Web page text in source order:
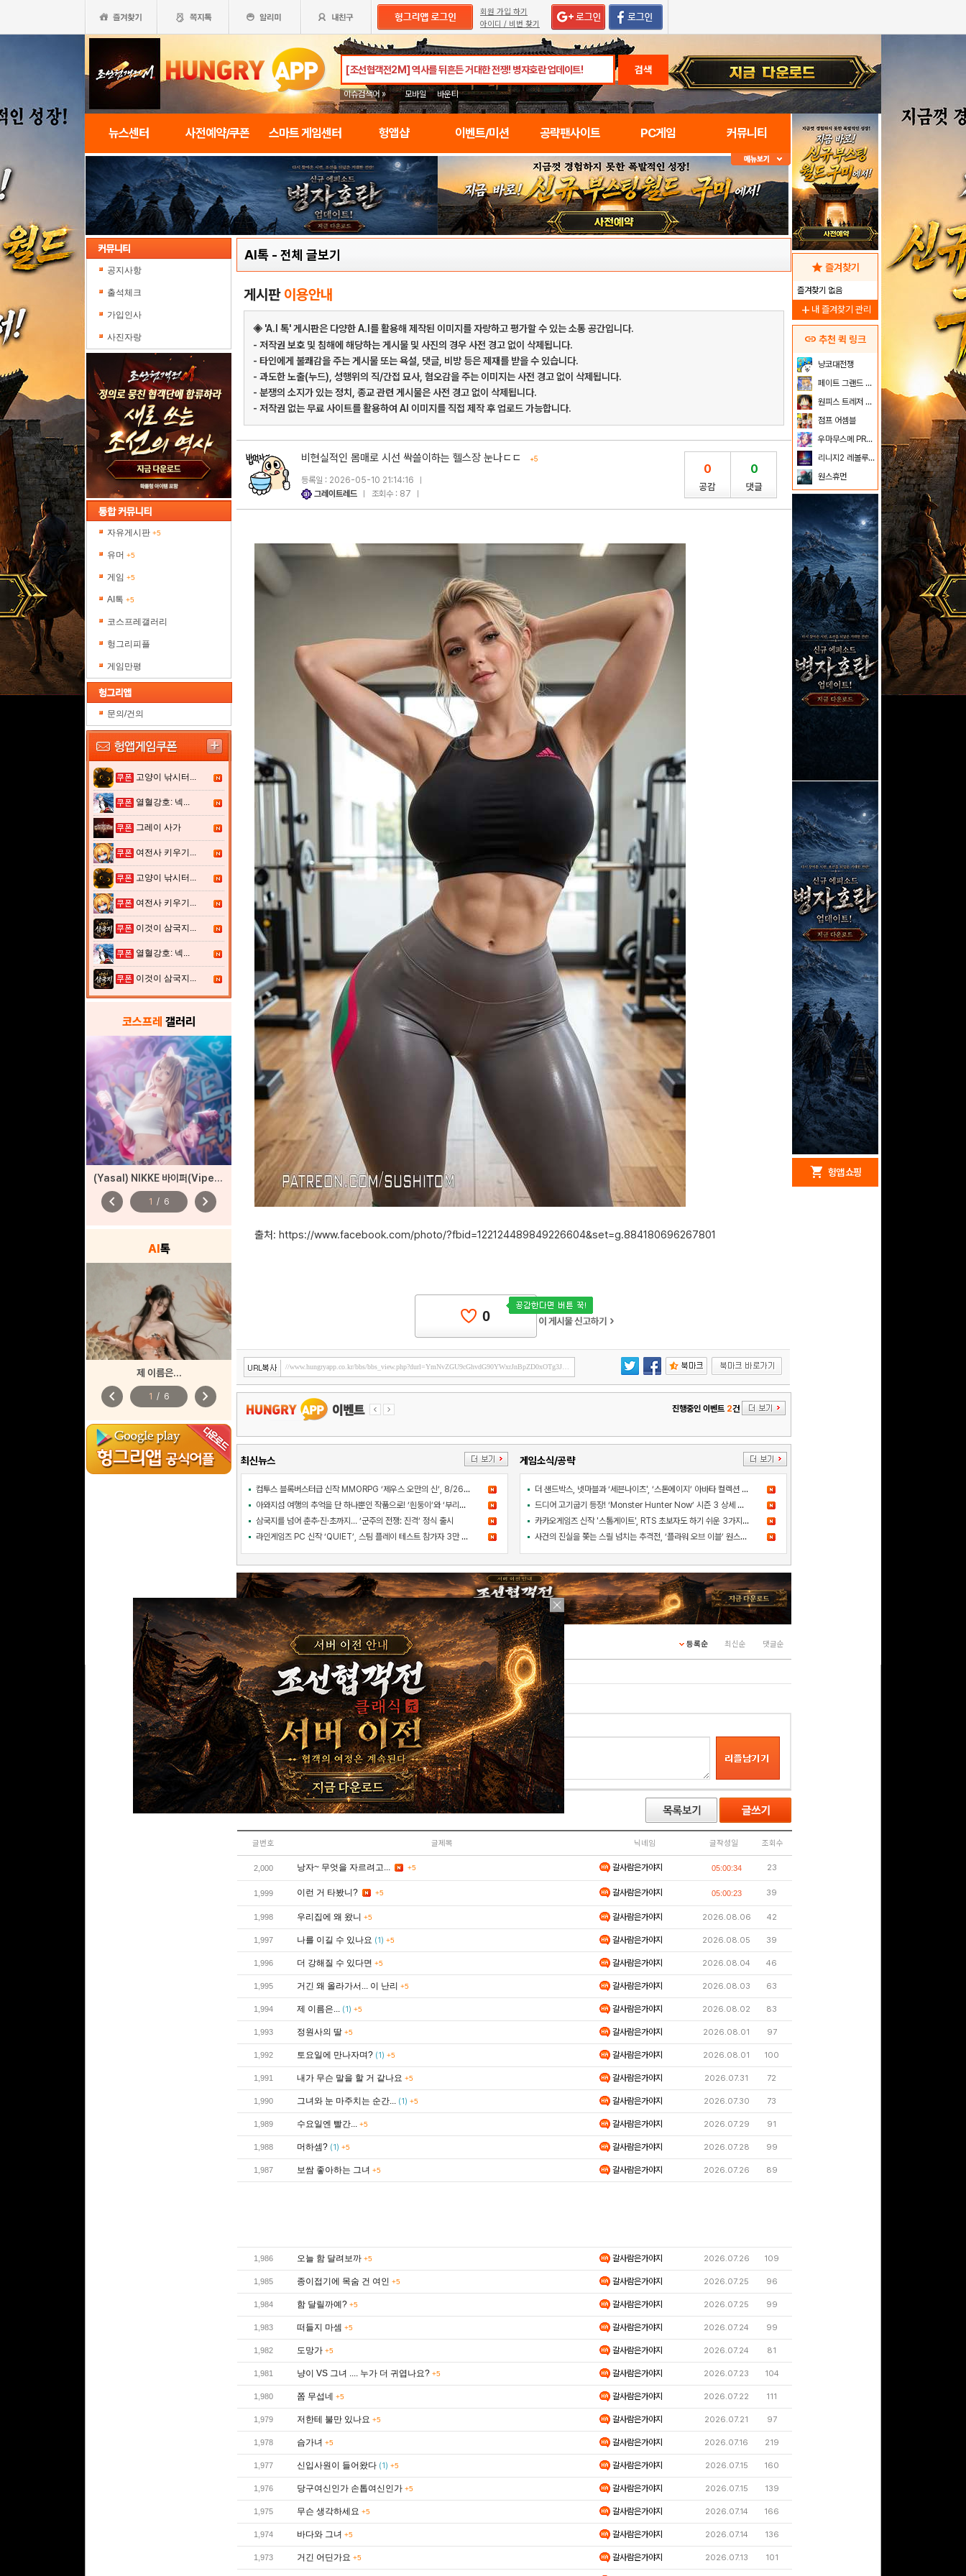
회원 가입 하기
아이디 / 비번 찾기
검색
이슈검색어 » 모바일 바운티
뉴스센터 사전예약/쿠폰 스마트 게임센터 헝앱샵 이벤트/미션 공략팬사이트 PC게임 커뮤니티
공지사항
출석체크
가입인사
사진자랑
자유게시판 +5
유머 +5
게임 +5
AI톡 +5
코스프레갤러리
헝그리피플
게임만평
문의/건의
고양이 낚시터...
열혈강호: 넥...
그레이 사가
여전사 키우기...
고양이 낚시터...
여전사 키우기...
이것이 삼국지...
열혈강호: 넥...
이것이 삼국지...
코스프레 갤러리
(Yasal) NIKKE 바이퍼(Viper) – 펑키 스트리트
chevron_left 1 / 6 chevron_right
AI톡
제 이름은...
chevron_left 1 / 6 chevron_right
AI톡 - 전체 글보기
게시판이용안내
◈ 'A.I 톡' 게시판은 다양한 A.I를 활용해 제작된 이미지를 자랑하고 평가할 수 있는 소통 공간입니다.
- 저작권 보호 및 침해에 해당하는 게시물 및 사진의 경우 사전 경고 없이 삭제됩니다.
- 타인에게 불쾌감을 주는 게시물 또는 욕설, 댓글, 비방 등은 제재를 받을 수 있습니다.
- 과도한 노출(누드), 성행위의 직/간접 묘사, 혐오감을 주는 이미지는 사전 경고 없이 삭제됩니다.
- 분쟁의 소지가 있는 정치, 종교 관련 게시물은 사전 경고 없이 삭제됩니다.
- 저작권 없는 무료 사이트를 활용하여 AI 이미지를 직접 제작 후 업로드 가능합니다.
비현실적인 몸매로 시선 싹쓸이하는 헬스장 눈나ㄷㄷ +5
0 0
등록일 : 2026-05-10 21:14:16
그레이트레드
조회수 : 87
출처: https://www.facebook.com/photo/?fbid=122124489849226604&set=g.884180696267801
0
진행중인 이벤트 2건
최신뉴스
컴투스 블록버스터급 신작 MMORPG ‘제우스 오만의 신’, 8/26 출시
아와지섬 여행의 추억을 단 하나뿐인 작품으로! ‘흰둥이’와 ‘부리부리대마왕’의 오리지널 도기 색칠 체험 등장
삼국지를 넘어 춘추·진·초까지… ‘군주의 전쟁: 진격’ 정식 출시
라인게임즈 PC 신작 ‘QUIET’, 스팀 플레이 테스트 참가자 3만 명 돌파
게임소식/공략
더 샌드박스, 넷마블과 ‘세븐나이츠', ‘스톤에이지’ 아바타 컬렉션 출시
드디어 고기굽기 등장! ‘Monster Hunter Now’ 시즌 3 상세 정보 공개
카카오게임즈 신작 '스톰게이트', RTS 초보자도 하기 쉬운 3가지 이유
사건의 진실을 쫓는 스릴 넘치는 추격전, ‘플라워 오브 이블’ 원스토어 정식 출시!
댓글 0 댓글 쓰기 등록순 최신순 댓글순
리플 0건 l 1/0 페이지
리플쓰기 이모티콘 주사위 이미지첨부
글번호 글제목 닉네임 글작성일 조회수
2,000 낭자~ 무엇을 자르려고... +5 갈사람은가야지 05:00:34 23
1,999 이런 거 타봤니? +5 갈사람은가야지 05:00:23 39
1,998 우리집에 왜 왔니 +5 갈사람은가야지 2026.08.06 42
1,997 나를 이길 수 있나요 (1) +5 갈사람은가야지 2026.08.05 39
1,996 더 강해질 수 있다면 +5 갈사람은가야지 2026.08.04 46
1,995 거긴 왜 올라가서... 이 난리 +5 갈사람은가야지 2026.08.03 63
1,994 제 이름은... (1) +5 갈사람은가야지 2026.08.02 83
1,993 정원사의 딸 +5 갈사람은가야지 2026.08.01 97
1,992 토요일에 만나자며? (1) +5 갈사람은가야지 2026.08.01 100
1,991 내가 무슨 말을 할 거 같나요 +5 갈사람은가야지 2026.07.31 72
1,990 그녀와 눈 마주치는 순간... (1) +5 갈사람은가야지 2026.07.30 73
1,989 수요일엔 빨간... +5 갈사람은가야지 2026.07.29 91
1,988 머하셈? (1) +5 갈사람은가야지 2026.07.28 99
1,987 보쌈 좋아하는 그녀 +5 갈사람은가야지 2026.07.26 89
1,986 오늘 함 달려보까 +5 갈사람은가야지 2026.07.26 109
1,985 종이접기에 목숨 건 여인 +5 갈사람은가야지 2026.07.25 96
1,984 함 달릴까예? +5 갈사람은가야지 2026.07.25 99
1,983 떠들지 마셈 +5 갈사람은가야지 2026.07.24 99
1,982 도망가 +5 갈사람은가야지 2026.07.24 81
1,981 냥이 VS 그녀 .... 누가 더 귀엽나요? +5 갈사람은가야지 2026.07.23 104
1,980 쫌 무섭네 +5 갈사람은가야지 2026.07.22 111
1,979 저한테 불만 있나요 +5 갈사람은가야지 2026.07.21 97
1,978 슴가녀 +5 갈사람은가야지 2026.07.16 219
1,977 신입사원이 들어왔다 (1) +5 갈사람은가야지 2026.07.15 160
1,976 당구여신인가 손톱여신인가 +5 갈사람은가야지 2026.07.15 139
1,975 무슨 생각하세요 +5 갈사람은가야지 2026.07.14 166
1,974 바다와 그녀 +5 갈사람은가야지 2026.07.14 136
1,973 거긴 어딘가요 +5 갈사람은가야지 2026.07.13 101
star 즐겨찾기
즐겨찾기 없음
add 내 즐겨찾기 관리
link 추천 퀵 링크
냥코대전쟁
페이트 그랜드 오더
원피스 트레저 크루즈
점프 어셈블
우마무스메 PRETTY DERBY
리니지2 레볼루션
원스휴먼
100 밥알
5,000원 (추첨)
구글 플레이 기프트카드
100
shopping_cart 헝앱 쇼핑